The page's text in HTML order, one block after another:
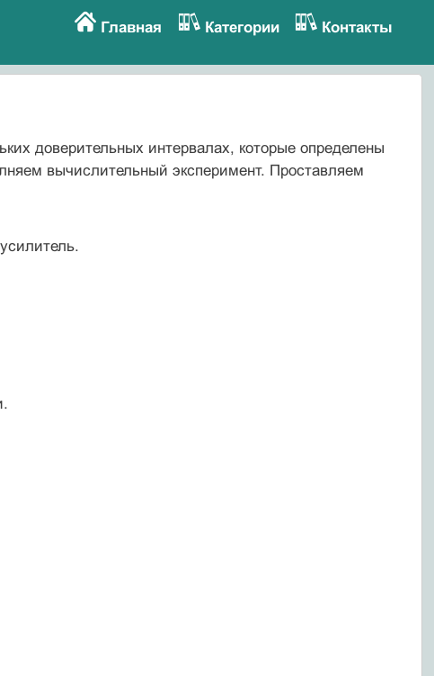
Главная Категории Контакты
доверительных интервалах, которые определены
вычислительный эксперимент. Проставляем